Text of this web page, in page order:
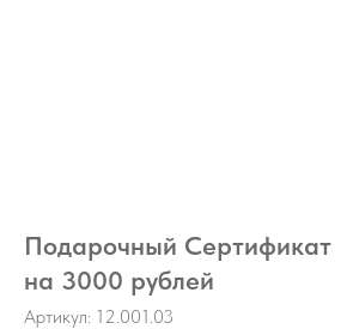
Подарочный Сертификат
на 3000 рублей
Артикул: 12.001.03